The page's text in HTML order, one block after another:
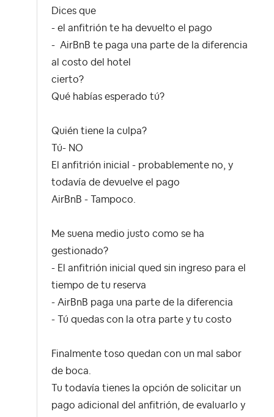
Dices que
- el anfitrión te ha devuelto el pago
- AirBnB te paga una parte de la diferencia
al costo del hotel
cierto?
Qué habías esperado tú?
Quién tiene la culpa?
Tú- NO
El anfitrión inicial - probablemente no, y
todavía de devuelve el pago
AirBnB - Tampoco.
Me suena medio justo como se ha
gestionado?
- El anfitrión inicial qued sin ingreso para el
tiempo de tu reserva
- AirBnB paga una parte de la diferencia
- Tú quedas con la otra parte y tu costo
Finalmente toso quedan con un mal sabor
de boca.
Tu todavía tienes la opción de solicitar un
pago adicional del anfitrión, de evaluarlo y